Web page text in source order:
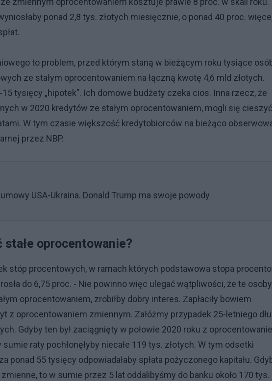
ponad 2,8 tys. złotych miesięcznie, o ponad 40 proc.
to problem, przed którym staną w bieżącym roku tysiące
ze stałym oprocentowaniem na łączną kwotę 4,6 mld złotych.
tysięcy „hipotek”. Ich domowe budżety czeka cios. Inna rzecz, że
w 2020 kredytów ze stałym oprocentowaniem, mogli się cieszyć
W tym czasie większość kredytobiorców na bieżąco
przez NBP.
USA-Ukraina. Donald Trump ma swoje powody
oprocentowanie?
stóp procentowych, w ramach których podstawowa stopa
do 6,75 proc. - Nie powinno więc ulegać wątpliwości, że te
oprocentowaniem, zrobiłby dobry interes. Zapłaciły bowiem
z oprocentowaniem zmiennym. Załóżmy przypadek 25-letniego
Gdyby ten był zaciągnięty w połowie 2020 roku z
raty pochłonęłyby niecałe 119 tys. złotych. W tym odsetki
ponad 55 tysięcy odpowiadałaby spłata pożyczonego kapitału.
to w sumie przez 5 lat oddalibyśmy do banku około 170 tys.